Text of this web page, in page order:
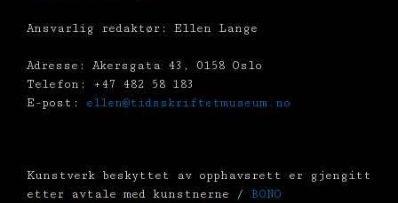
Ansvarlig redaktør: Ellen Lange
Adresse: Akersgata 43, 0158 Oslo
Telefon: +47 482 58 183
E-post: ellen@tidsskriftetmuseum.no
Kunstverk beskyttet av opphavsrett er gjengitt
etter avtale med kunstnerne / BONO